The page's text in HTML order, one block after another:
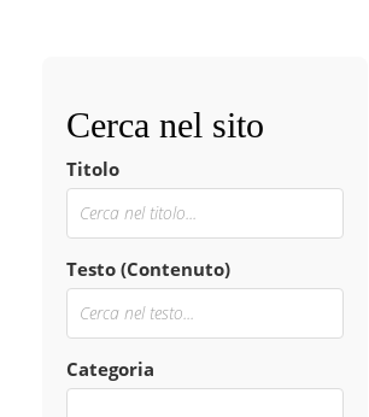
Cerca nel sito
Titolo
Testo (Contenuto)
Categoria